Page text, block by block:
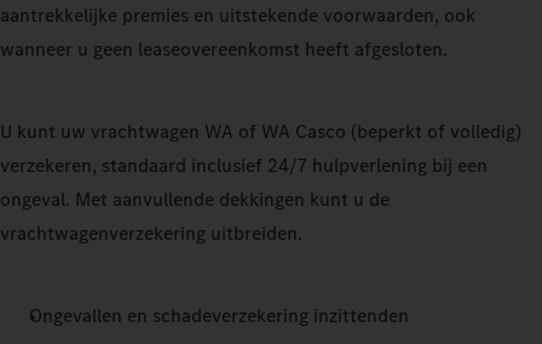
aantrekkelijke premies en uitstekende voorwaarden, ook
wanneer u geen leaseovereenkomst heeft afgesloten.
U kunt uw vrachtwagen WA of WA Casco (beperkt of volledig)
verzekeren, standaard inclusief 24/7 hulpverlening bij een
ongeval. Met aanvullende dekkingen kunt u de
vrachtwagenverzekering uitbreiden.
Ongevallen en schadeverzekering inzittenden